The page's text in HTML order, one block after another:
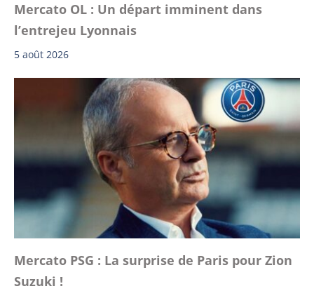
Mercato OL : Un départ imminent dans
l’entrejeu Lyonnais
5 août 2026
Mercato PSG : La surprise de Paris pour Zion
Suzuki !